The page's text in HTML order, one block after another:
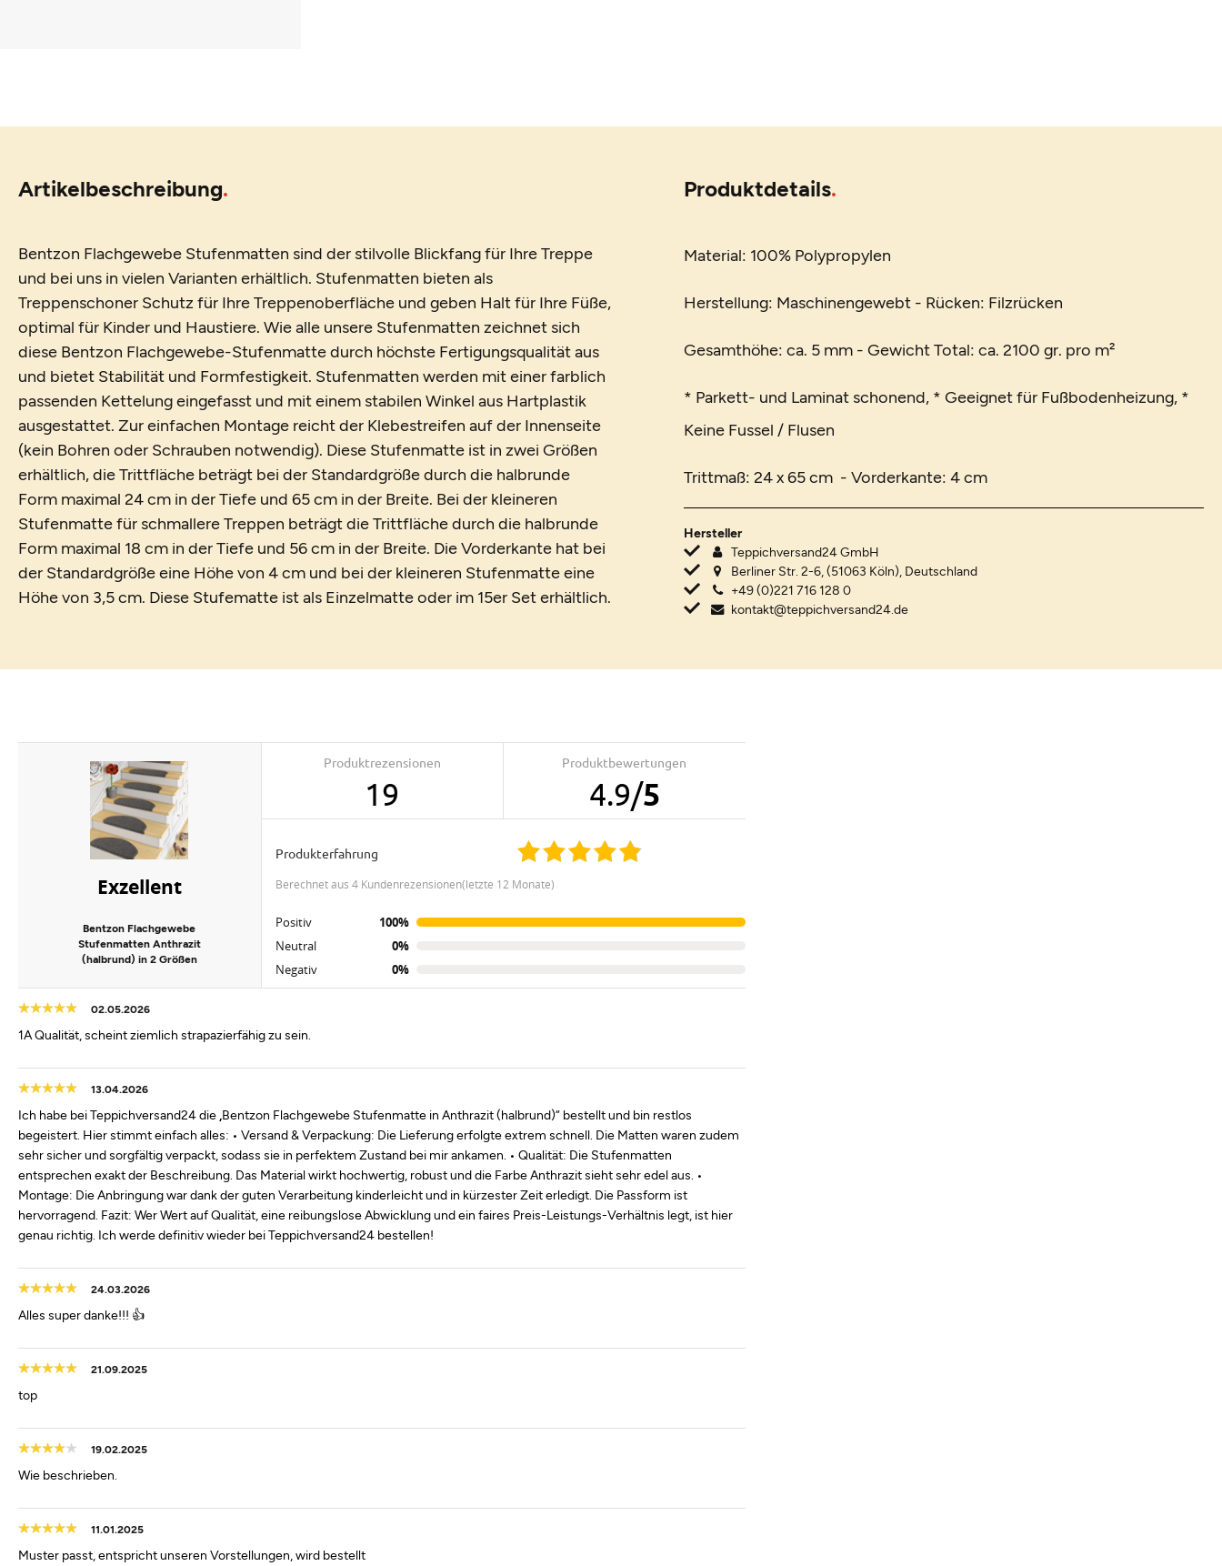
Artikelbeschreibung
Bentzon Flachgewebe Stufenmatten sind der stilvolle Blickfang für Ihre Treppe
und bei uns in vielen Varianten erhältlich. Stufenmatten bieten als
Treppenschoner Schutz für Ihre Treppenoberfläche und geben Halt für Ihre Füße,
optimal für Kinder und Haustiere. Wie alle unsere Stufenmatten zeichnet sich
diese Bentzon Flachgewebe-Stufenmatte durch höchste Fertigungsqualität aus
und bietet Stabilität und Formfestigkeit. Stufenmatten werden mit einer farblich
passenden Kettelung eingefasst und mit einem stabilen Winkel aus Hartplastik
ausgestattet. Zur einfachen Montage reicht der Klebestreifen auf der Innenseite
(kein Bohren oder Schrauben notwendig). Diese Stufenmatte ist in zwei Größen
erhältlich, die Trittfläche beträgt bei der Standardgröße durch die halbrunde
Form maximal 24 cm in der Tiefe und 65 cm in der Breite. Bei der kleineren
Stufenmatte für schmallere Treppen beträgt die Trittfläche durch die halbrunde
Form maximal 18 cm in der Tiefe und 56 cm in der Breite. Die Vorderkante hat bei
der Standardgröße eine Höhe von 4 cm und bei der kleineren Stufenmatte eine
Höhe von 3,5 cm. Diese Stufematte ist als Einzelmatte oder im 15er Set erhältlich.
Produktdetails
Material: 100% Polypropylen
Herstellung: Maschinengewebt - Rücken: Filzrücken
Gesamthöhe: ca. 5 mm - Gewicht Total: ca. 2100 gr. pro m²
* Parkett- und Laminat schonend, * Geeignet für Fußbodenheizung, *
Keine Fussel / Flusen
Trittmaß: 24 x 65 cm - Vorderkante: 4 cm
Hersteller
Teppichversand24 GmbH
Berliner Str. 2-6, (51063 Köln), Deutschland
+49 (0)221 716 128 0
kontakt@teppichversand24.de
Exzellent
Bentzon Flachgewebe
Stufenmatten Anthrazit
(halbrund) in 2 Größen
Produktrezensionen
19
Produktbewertungen
4.9/5
Produkterfahrung
berechnet aus 4 Kundenrezensionen(letzte 12 Monate)
Positiv
100%
Neutral
0%
Negativ
0%
02.05.2026
1A Qualität, scheint ziemlich strapazierfähig zu sein.
13.04.2026
Ich habe bei Teppichversand24 die „Bentzon Flachgewebe Stufenmatte in Anthrazit (halbrund)“ bestellt und bin restlos
begeistert. Hier stimmt einfach alles: • Versand & Verpackung: Die Lieferung erfolgte extrem schnell. Die Matten waren zudem
sehr sicher und sorgfältig verpackt, sodass sie in perfektem Zustand bei mir ankamen. • Qualität: Die Stufenmatten
entsprechen exakt der Beschreibung. Das Material wirkt hochwertig, robust und die Farbe Anthrazit sieht sehr edel aus. •
Montage: Die Anbringung war dank der guten Verarbeitung kinderleicht und in kürzester Zeit erledigt. Die Passform ist
hervorragend. Fazit: Wer Wert auf Qualität, eine reibungslose Abwicklung und ein faires Preis-Leistungs-Verhältnis legt, ist hier
genau richtig. Ich werde definitiv wieder bei Teppichversand24 bestellen!
24.03.2026
Alles super danke!!! 👍
21.09.2025
top
19.02.2025
Wie beschrieben.
11.01.2025
Muster passt, entspricht unseren Vorstellungen, wird bestellt